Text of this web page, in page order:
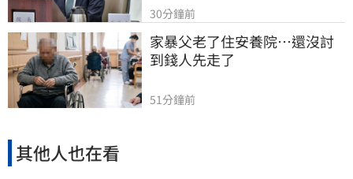
30分鐘前
家暴父老了住安養院…還沒討
到錢人先走了
51分鐘前
其他人也在看